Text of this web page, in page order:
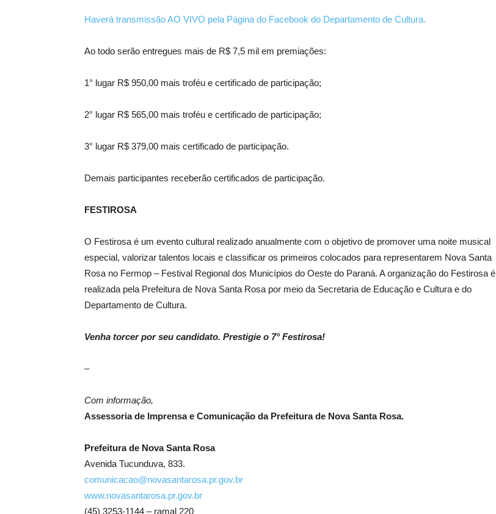
Haverá transmissão AO VIVO pela Página do Facebook do Departamento de Cultura.
Ao todo serão entregues mais de R$ 7,5 mil em premiações:
1° lugar R$ 950,00 mais troféu e certificado de participação;
2° lugar R$ 565,00 mais troféu e certificado de participação;
3° lugar R$ 379,00 mais certificado de participação.
Demais participantes receberão certificados de participação.
FESTIROSA
O Festirosa é um evento cultural realizado anualmente com o objetivo de promover uma noite musical
especial, valorizar talentos locais e classificar os primeiros colocados para representarem Nova Santa
Rosa no Fermop – Festival Regional dos Municípios do Oeste do Paraná. A organização do Festirosa é
realizada pela Prefeitura de Nova Santa Rosa por meio da Secretaria de Educação e Cultura e do
Departamento de Cultura.
Venha torcer por seu candidato. Prestigie o 7° Festirosa!
–
Com informação,
Assessoria de Imprensa e Comunicação da Prefeitura de Nova Santa Rosa.
Prefeitura de Nova Santa Rosa
Avenida Tucunduva, 833.
comunicacao@novasantarosa.pr.gov.br
www.novasantarosa.pr.gov.br
(45) 3253-1144 – ramal 220